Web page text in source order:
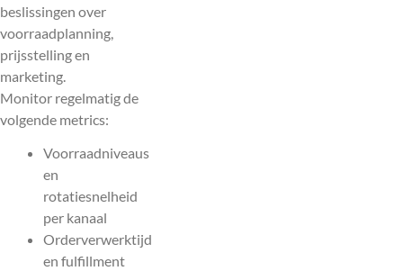
beslissingen over
voorraadplanning,
prijsstelling en
marketing.
Monitor regelmatig de
volgende metrics:
Voorraadniveaus
en
rotatiesnelheid
per kanaal
Orderverwerktijd
en fulfillment